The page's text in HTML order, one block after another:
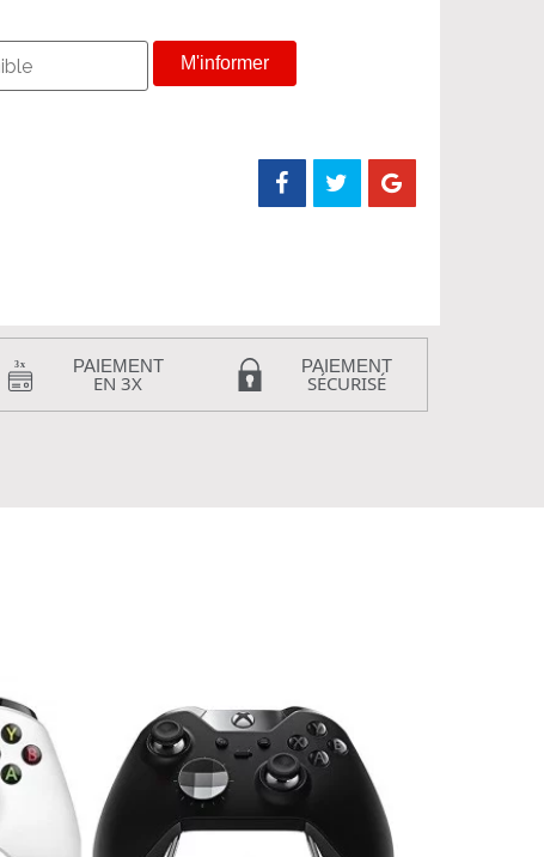
M'informer
PAIEMENT
EN 3X
PAIEMENT
SÉCURISÉ